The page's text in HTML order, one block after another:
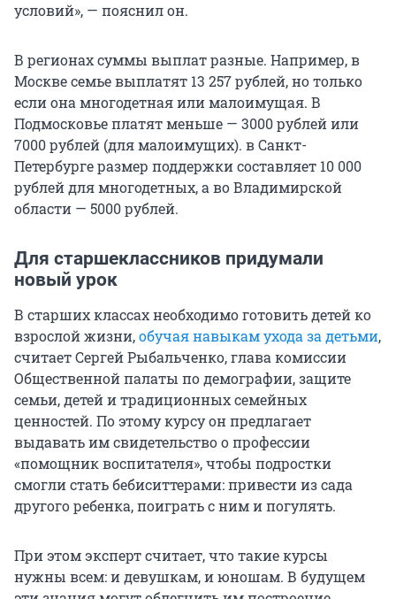
условий», — пояснил он.
В регионах суммы выплат разные. Например, в
Москве семье выплатят 13 257рублей, но только
если она многодетная или малоимущая. В
Подмосковье платят меньше — 3000 рублей или
7000 рублей (для малоимущих). в Санкт-
Петербурге размер поддержки составляет 10 000
рублей для многодетных, а во Владимирской
области — 5000 рублей.
Для старшеклассников придумали
новый урок
В старших классах необходимо готовить детей ко
взрослой жизни,обучая навыкам ухода за детьми,
считает Сергей Рыбальченко, глава комиссии
Общественной палаты по демографии, защите
семьи, детей и традиционных семейных
ценностей. По этому курсу он предлагает
выдавать им свидетельство о профессии
«помощник воспитателя», чтобы подростки
смогли стать бебиситтерами: привести из сада
другого ребенка, поиграть с ним и погулять.
При этом эксперт считает, что такие курсы
нужны всем: и девушкам, и юношам. В будущем